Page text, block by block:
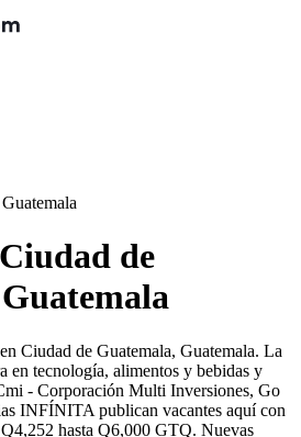
de
Ciudad de Guatemala, Guatemala. La
en tecnología, alimentos y bebidas y
- Corporación Multi Inversiones, Go
INFÍNITA publican vacantes aquí con
hasta Q6,000 GTQ. Nuevas